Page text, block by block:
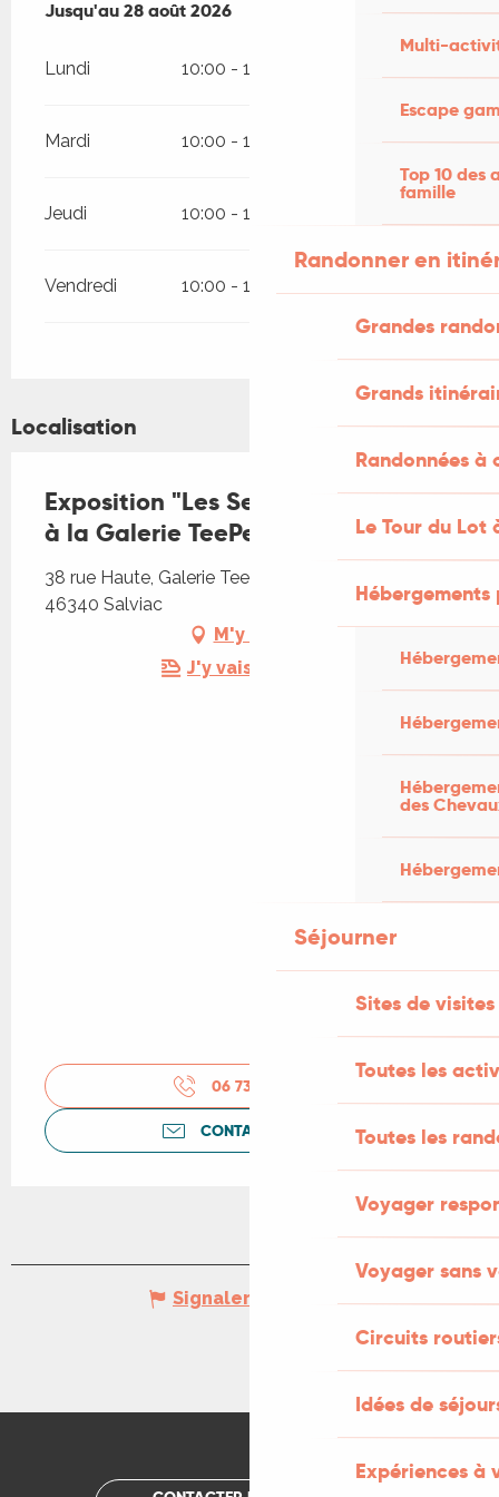
Multi-
Escape
Top 10 des
famille
Randonner en
Grandes
Grands
Randonnées
Le Tour du Lot
des
Séjourner
Sites de visites
Toutes les
Toutes les
Voyager
Voyager sans
Circuits
Idées de
Expériences à
Du25 juin 2026au28 août 2026
Jusqu'au28 août 2026
Lundi 10:00 - 12:00
Mardi 10:00 - 12:00 14:00 - 18:00
Jeudi 10:00 - 12:00
Vendredi 10:00 - 12:00
Localisation
Exposition "Les Sens d'1 Corbeau"
à la Galerie TeePee
38 rue Haute, Galerie TeePee, 38 rue Haute,
46340 Salviac
M'y rendre
J'y vais en train !
06 73 68 86
CONTACTEZ-NOUS
Signaler une erreur